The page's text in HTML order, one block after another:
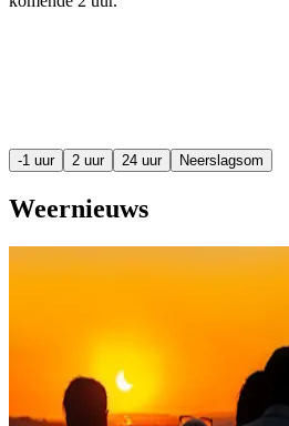
-1 uur 2 uur 24 uur Neerslagsom
Weernieuws